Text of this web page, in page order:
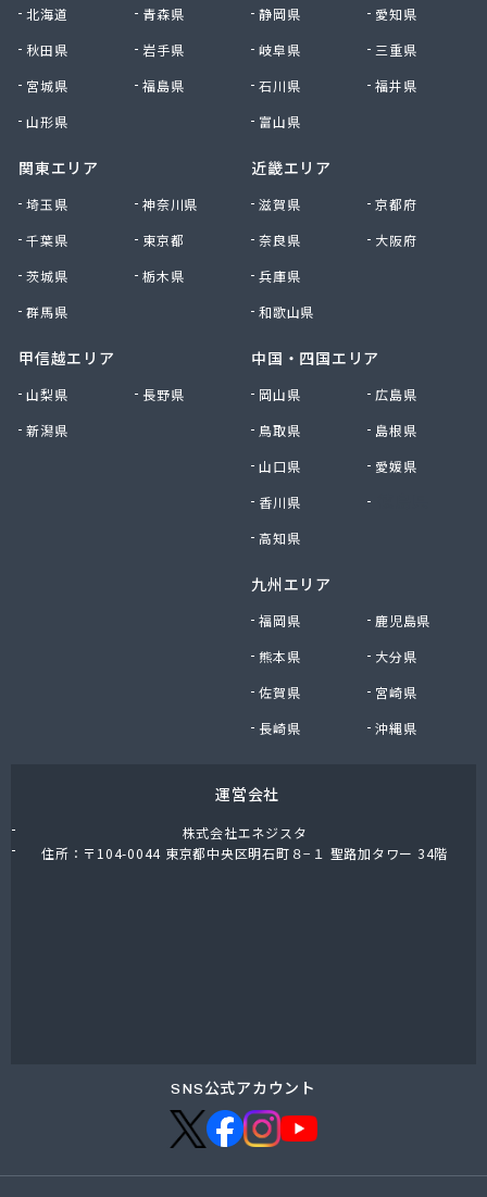
市川石油株式会社
市川燃料店
小久保商店
小原住設株式会社
小森谷燃料店
小池化学株式会社さいたま
昭和ガス株式会社 坂戸・鶴ヶ島支店
松井商事株式会社
沼口商店
新島燃料店
新徳株式会社
大陽日酸エネルギー株式会社 埼京支店
田島石油株式会社
田島燃料株式会社
東亜産業株式会社
北海道
青森県
秋田県
岩手県
宮城県
福島県
山形県
関東エリア
埼玉県
神奈川県
千葉県
東京都
茨城県
栃木県
群馬県
甲信越エリア
山梨県
長野県
新潟県
静岡県
愛知県
岐阜県
三重県
石川県
福井県
富山県
近畿エリア
滋賀県
京都府
奈良県
大阪府
兵庫県
和歌山県
中国・四国エリア
岡山県
広島県
鳥取県
島根県
山口県
愛媛県
香川県
高知県
九州エリア
福岡県
鹿児島県
熊本県
大分県
佐賀県
宮崎県
長崎県
沖縄県
運営会社
株式会社エネジスタ
住所：〒104-0044 東京都中央区明石町８−１ 聖路加タワー 34階
SNS公式アカウント